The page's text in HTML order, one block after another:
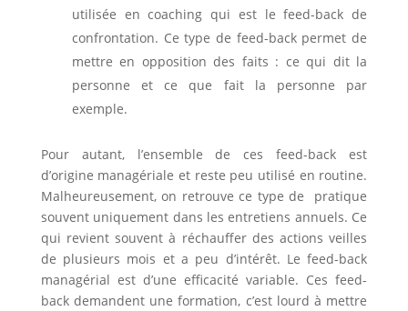
utilisée en coaching qui est le feed-back de
confrontation. Ce type de feed-back permet de
mettre en opposition des faits : ce qui dit la
personne et ce que fait la personne par
exemple.
Pour autant, l’ensemble de ces feed-back est
d’origine managériale et reste peu utilisé en routine.
Malheureusement, on retrouve ce type de pratique
souvent uniquement dans les entretiens annuels. Ce
qui revient souvent à réchauffer des actions veilles
de plusieurs mois et a peu d’intérêt. Le feed-back
managérial est d’une efficacité variable. Ces feed-
back demandent une formation, c’est lourd à mettre